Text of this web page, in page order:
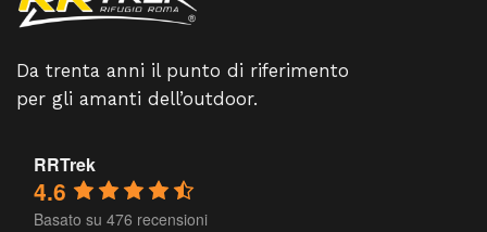
Da trenta anni il punto di riferimento
per gli amanti dell’outdoor.
RRTrek
4.6
Basato su 476 recensioni